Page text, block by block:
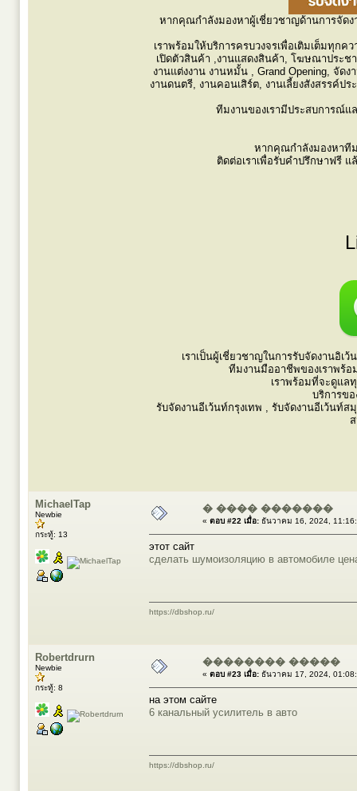
หากคุณกำลังมองหาผู้เชี่ยวชาญด้านการจัดง
เราพร้อมให้บริการครบวงจรเพื่อเติมเต็มทุก
เปิดตัวสินค้า ,งานแสดงสินค้า, โฆษณาประช
งานแต่งงาน งานหมั้น , Grand Opening, จัด
งานดนตรี, งานคอนเสิร์ต, งานเลี้ยงสังสรรค์ป
ทีมงานของเรามีประสบการณ์
หากคุณกำลังมองหาที
ติดต่อเราเพื่อรับคำปรึกษาฟรี
เราเป็นผู้เชี่ยวชาญในการรับจัดงานอิ
ทีมงานมืออาชีพของเราพร้อ
เราพร้อมที่จะดูแล
บริการข
รับจัดงานอีเว้นท์กรุงเทพ , รับจัดงานอีเว้นท์
MichaelTap
Newbie
กระทู้: 13
� ���� �������
« ตอบ #22 เมื่อ: ธันวาคม 16, 2024,
этот сайт
сделать шумоизоляцию в автомобиле
https://dbshop.ru/
Robertdrurn
Newbie
กระทู้: 8
�������� �����
« ตอบ #23 เมื่อ: ธันวาคม 17, 2024,
на этом сайте
6 канальный усилитель в авто
https://dbshop.ru/